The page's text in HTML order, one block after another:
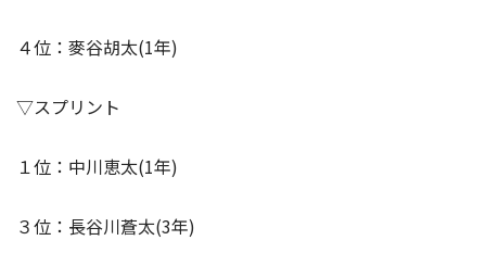
４位：麥谷胡太(1年)
▽スプリント
１位：中川恵太(1年)
３位：長谷川蒼太(3年)